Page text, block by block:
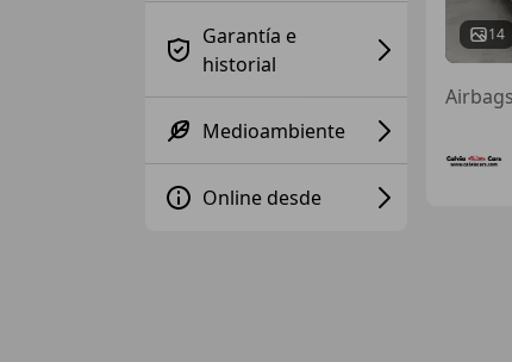
Garantía e
historial
Medioambiente
Online desde
14